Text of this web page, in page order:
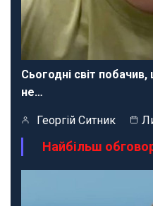
Сьогодні світ побачив,
не…
Георгій Ситник
Найбільш